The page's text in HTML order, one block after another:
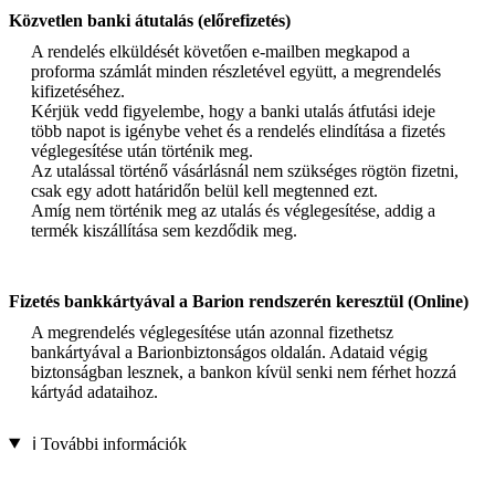
Közvetlen banki átutalás (előrefizetés)
A rendelés elküldését követően e-mailben megkapod a
proforma számlát minden részletével együtt, a megrendelés
kifizetéséhez.
Kérjük vedd figyelembe, hogy a banki utalás átfutási ideje
több napot is igénybe vehet és a rendelés elindítása a fizetés
véglegesítése után történik meg.
Az utalással történő vásárlásnál nem szükséges rögtön fizetni,
csak egy adott határidőn belül kell megtenned ezt.
Amíg nem történik meg az utalás és véglegesítése, addig a
termék kiszállítása sem kezdődik meg.
Fizetés bankkártyával a Barion rendszerén keresztül (Online)
A megrendelés véglegesítése után azonnal fizethetsz
bankártyával a Barionbiztonságos oldalán. Adataid végig
biztonságban lesznek, a bankon kívül senki nem férhet hozzá
kártyád adataihoz.
ℹ️ További információk